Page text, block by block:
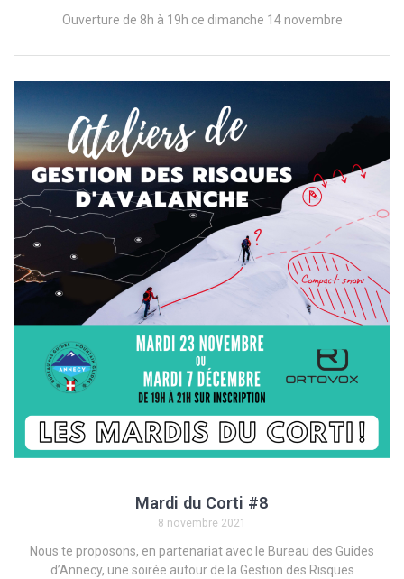
Ouverture de 8h à 19h ce dimanche 14 novembre
Mardi du Corti #8
8 novembre 2021
Nous te proposons, en partenariat avec le Bureau des Guides
d’Annecy, une soirée autour de la Gestion des Risques